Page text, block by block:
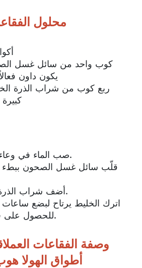
محلول
6
كوب واحد من سائل غسل
يكون داون
ربع كوب من شراب الذرة
صب الماء في وعاء كبير أو حاوية.
قلّب سائل غسل الصحون ببطء
أضف شراب الذرة أو الجلسرين.
اترك الخليط يرتاح لبضع ساعات
للحصول على فقاعات أفضل.
وصفة الفقاعات
أطواق الهولا